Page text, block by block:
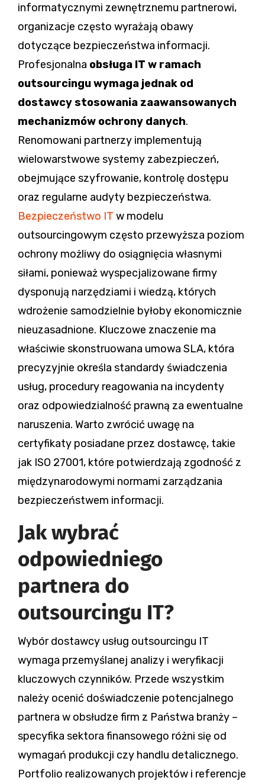
informatycznymi zewnętrznemu partnerowi,
organizacje często wyrażają obawy
dotyczące bezpieczeństwa informacji.
Profesjonalna obsługa IT w ramach
outsourcingu wymaga jednak od
dostawcy stosowania zaawansowanych
mechanizmów ochrony danych.
Renomowani partnerzy implementują
wielowarstwowe systemy zabezpieczeń,
obejmujące szyfrowanie, kontrolę dostępu
oraz regularne audyty bezpieczeństwa.
Bezpieczeństwo IT w modelu
outsourcingowym często przewyższa poziom
ochrony możliwy do osiągnięcia własnymi
siłami, ponieważ wyspecjalizowane firmy
dysponują narzędziami i wiedzą, których
wdrożenie samodzielnie byłoby ekonomicznie
nieuzasadnione. Kluczowe znaczenie ma
właściwie skonstruowana umowa SLA, która
precyzyjnie określa standardy świadczenia
usług, procedury reagowania na incydenty
oraz odpowiedzialność prawną za ewentualne
naruszenia. Warto zwrócić uwagę na
certyfikaty posiadane przez dostawcę, takie
jak ISO 27001, które potwierdzają zgodność z
międzynarodowymi normami zarządzania
bezpieczeństwem informacji.
Jak wybrać
odpowiedniego
partnera do
outsourcingu IT?
Wybór dostawcy usług outsourcingu IT
wymaga przemyślanej analizy i weryfikacji
kluczowych czynników. Przede wszystkim
należy ocenić doświadczenie potencjalnego
partnera w obsłudze firm z Państwa branży –
specyfika sektora finansowego różni się od
wymagań produkcji czy handlu detalicznego.
Portfolio realizowanych projektów i referencje